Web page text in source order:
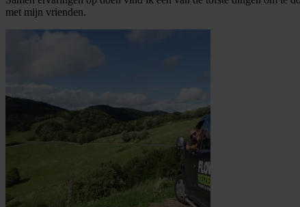
met mijn vrienden.